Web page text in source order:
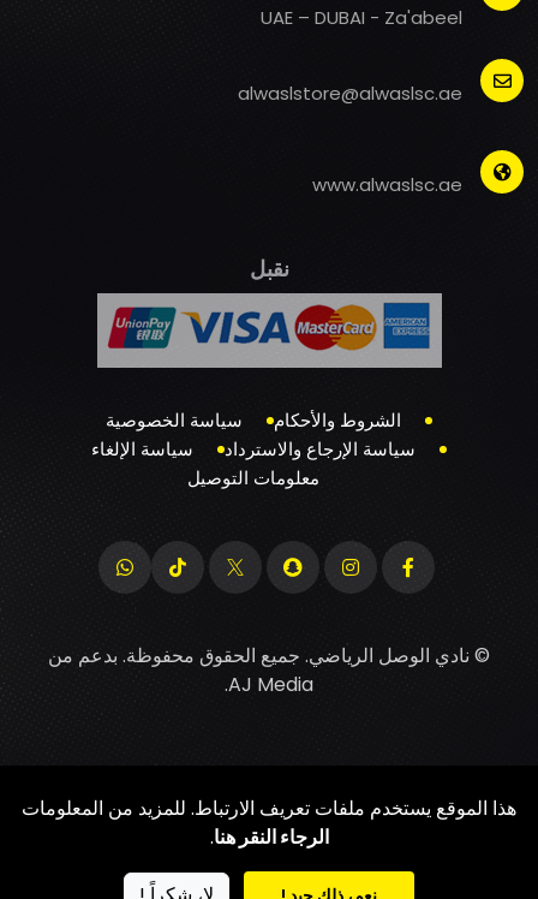
UAE – DUBAI - Za'abeel
alwaslstore@alwaslsc.ae
www.alwaslsc.ae
نقبل
الشروط والأحكام
سياسة الخصوصية
سياسة الإرجاع والاسترداد
سياسة الإلغاء
معلومات التوصيل
© نادي الوصل الرياضي. جميع الحقوق محفوظة. بدعم من
AJ Media
.
هذا الموقع يستخدم ملفات تعريف الارتباط. للمزيد من المعلومات
الرجاء النقر هنا.